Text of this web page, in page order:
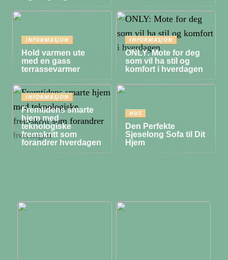
INFORMASJON
Hold varmen ute
med en gass
terrassevarmer
INFORMASJON
ONLY: Mote for deg
som vil ha stil og
komfort i hverdagen
INFORMASJON
Fremtidens smarte
hjem med
teknologiske
fremskritt som
forandrer hverdagen
HUS
Den Perfekte
Sjeselong Sofa til Dit
Hjem